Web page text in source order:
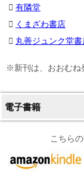
有隣堂
くまざわ書店
丸善ジュンク堂書
※新刊は、おおむね
電子書籍
こちら